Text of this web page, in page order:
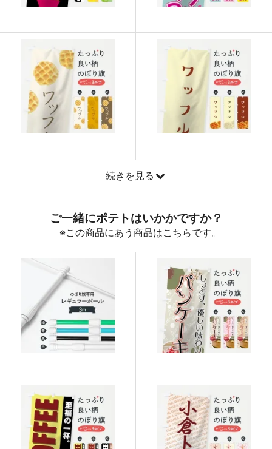
29 905 26245
902 27060
901 27931
32 899 28768
897 29601
893
888 32856
887 33706
39
35320
41 880 36080
42 878 36876
876 37668
45 874 39330
46 873 40158
47 872 40984
続きを見る